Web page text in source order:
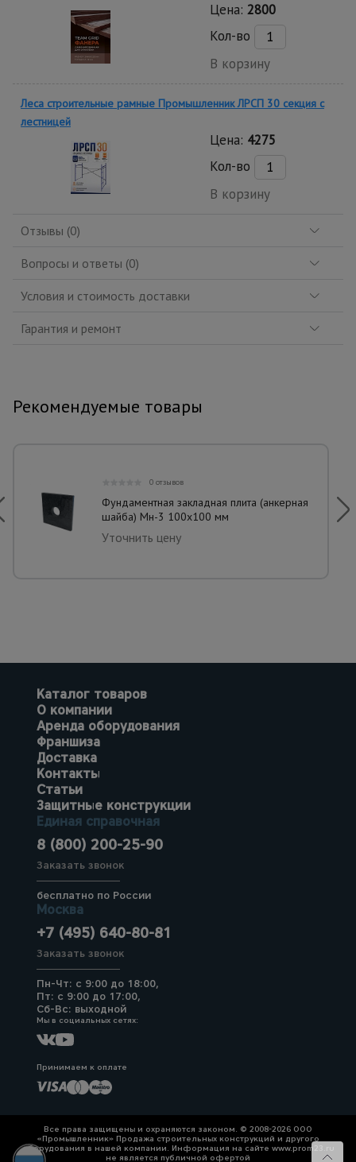
Цена: 2800
Кол-во
В корзину
Леса строительные рамные Промышленник ЛРСП 30 секция с
лестницей
Цена: 4275
Кол-во
В корзину
Отзывы (0)
Вопросы и ответы (0)
Условия и стоимость доставки
Гарантия и ремонт
Рекомендуемые товары
0 отзывов
Фундаментная закладная плита (анкерная
шайба) Мн-3 100х100 мм
Уточнить цену
Каталог товаров
О компании
Аренда оборудования
Франшиза
Доставка
Контакты
Статьи
Защитные конструкции
Единая справочная
8 (800) 200-25-90
Заказать звонок
бесплатно по России
Москва
+7 (495) 640-80-81
Заказать звонок
Пн-Чт: с 9:00 до 18:00,
Пт: с 9:00 до 17:00,
Сб-Вс: выходной
Мы в социальных сетях:
Принимаем к оплате
Все права защищены и охраняются законом. © 2008-2026 ООО
«Промышленник» Продажа строительных конструкций и другого
оборудования в нашей компании. Информация на сайте www.prom23.ru
не является публичной офертой